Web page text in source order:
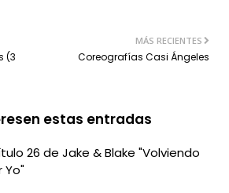
MÁS RECIENTES
Coreografías Casi Ángeles
(3
estas entradas
26 de Jake & Blake "Volviendo
Yo"